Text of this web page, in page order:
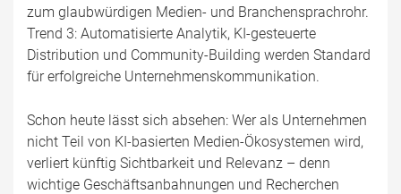
zum glaubwürdigen Medien- und Branchensprachrohr.
Trend 3: Automatisierte Analytik, KI-gesteuerte
Distribution und Community-Building werden Standard
für erfolgreiche Unternehmenskommunikation.
Schon heute lässt sich absehen: Wer als Unternehmen
nicht Teil von KI-basierten Medien-Ökosystemen wird,
verliert künftig Sichtbarkeit und Relevanz – denn
wichtige Geschäftsanbahnungen und Recherchen